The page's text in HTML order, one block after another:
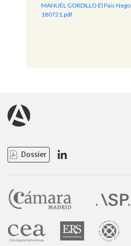
MANUEL GORDILLO El Pais
180721.pdf
Dossier